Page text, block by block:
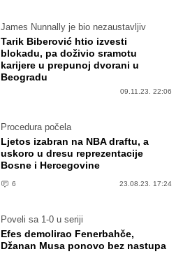
James Nunnally je bio nezaustavljiv
Tarik Biberović htio izvesti
blokadu, pa doživio sramotu
karijere u prepunoj dvorani u
Beogradu
09.11.23. 22:06
Procedura počela
Ljetos izabran na NBA draftu, a
uskoro u dresu reprezentacije
Bosne i Hercegovine
6 23.08.23. 17:24
Poveli sa 1-0 u seriji
Efes demolirao Fenerbahče,
Džanan Musa ponovo bez nastupa